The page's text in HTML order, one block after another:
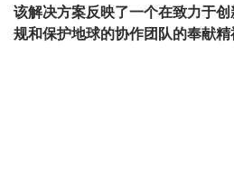
该解决方案反映了一个在致力于
规和保护地球的协作团队的奉献精